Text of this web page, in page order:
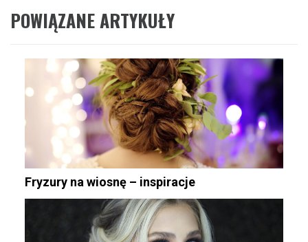
POWIĄZANE ARTYKUŁY
Fryzury na wiosnę – inspiracje